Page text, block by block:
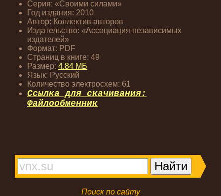
Серия: «Своими силами»
Год издания: 2010
Автор: Коллектив авторов
Издательство: «Ассоциация независимых
издателей»
Формат: PDF
Страниц в книге: 49
Размер: 4.84 МБ
Язык: Русский
Количество электросхем: 61
Ссылка для скачивания:
Файлообменник
Поиск по сайту